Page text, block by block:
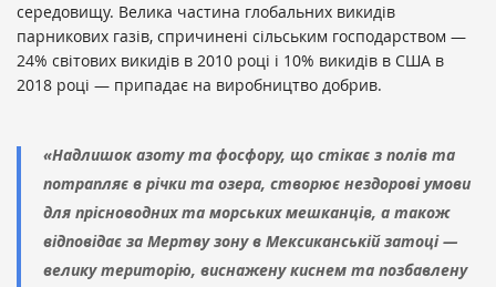
середовищу. Велика частина глобальних викидів
парникових газів, спричинені сільським господарством —
24% світових викидів в 2010 році і 10% викидів в США в
2018 році — припадає на виробництво добрив.
«Надлишок азоту та фосфору, що стікає з полів та
потрапляє в річки та озера, створює нездорові умови
для прісноводних та морських мешканців, а також
відповідає за Мертву зону в Мексиканській затоці —
велику територію, виснажену киснем та позбавлену